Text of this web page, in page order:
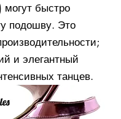
быстро
подошву. Это
и элегантный
танцев.